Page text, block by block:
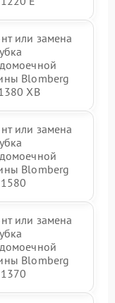
или замена
Blomberg
XB
или замена
Blomberg
или замена
Blomberg